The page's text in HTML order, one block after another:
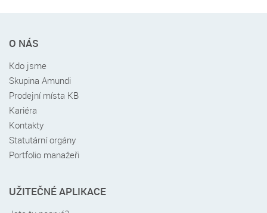
menu
patičce
O NÁS
Kdo jsme
Skupina Amundi
Prodejní místa KB
Kariéra
Kontakty
Statutární orgány
Portfolio manažeři
UŽITEČNÉ APLIKACE